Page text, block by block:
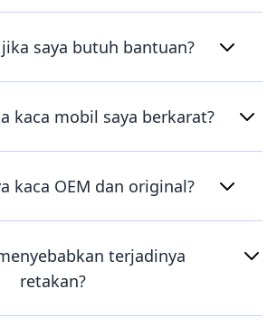
saya butuh bantuan?
kaca mobil saya berkarat?
kaca OEM dan original?
terjadinya
retakan?